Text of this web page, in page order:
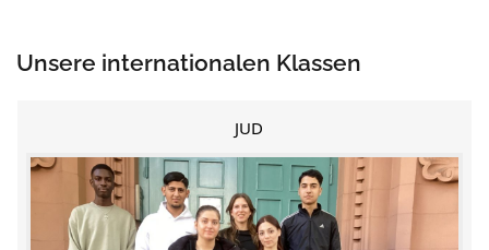
Unsere internationalen Klassen
JUD